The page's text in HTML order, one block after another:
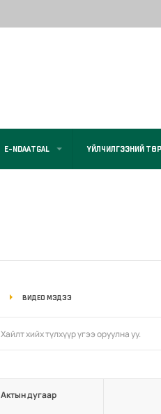
E-NDAATGAL ҮЙЛЧИЛГЭЭНИЙ
ВИДЕО МЭДЭЭ
Актын дугаар